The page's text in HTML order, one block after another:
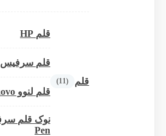
قلم (11)
قلم HP
قلم سرفیس Microsoft
قلم لنوو Lenovo
Pen